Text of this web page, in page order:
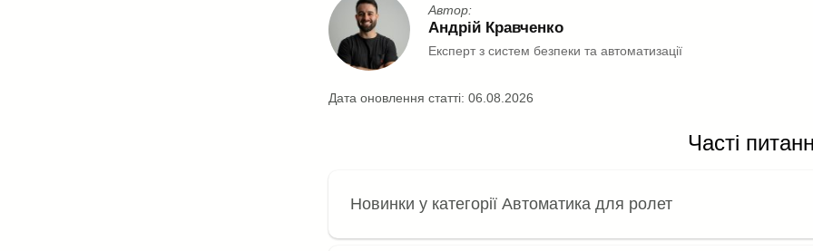
Автор:
Андрій Кравченко
Експерт з систем безпеки та автоматизації
Дата оновлення статті: 06.08.2026
Часті
Новинки у категорії Автоматика для ролет